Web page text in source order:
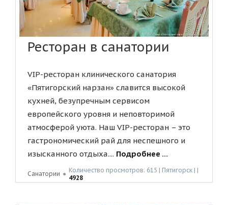
Ресторан в санатории
VIP-ресторан клинического санатория
«Пятигорский нарзан» славится высокой
кухней, безупречным сервисом
европейского уровня и неповторимой
атмосферой уюта. Наш VIP-ресторан – это
гастрономический рай для неспешного и
изысканного отдыха.... Подробнее ...
Санатории ● Количество просмотров: 615 | Пятигорск | |
4928